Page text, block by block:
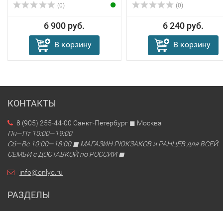
(0)
6 900 руб.
В корзину
(0)
6 240 руб.
В корзину
КОНТАКТЫ
8 (905) 255-44-00 Санкт-Петербург ◼ Москва
Пн—Пт 10:00—19:00
Сб—Вс 10:00—18:00 ◼ МАГАЗИН РЮКЗАКОВ и РАНЦЕВ для ВСЕЙ
СЕМЬИ с ДОСТАВКОЙ по РОССИИ ◼
info@onlyo.ru
РАЗДЕЛЫ